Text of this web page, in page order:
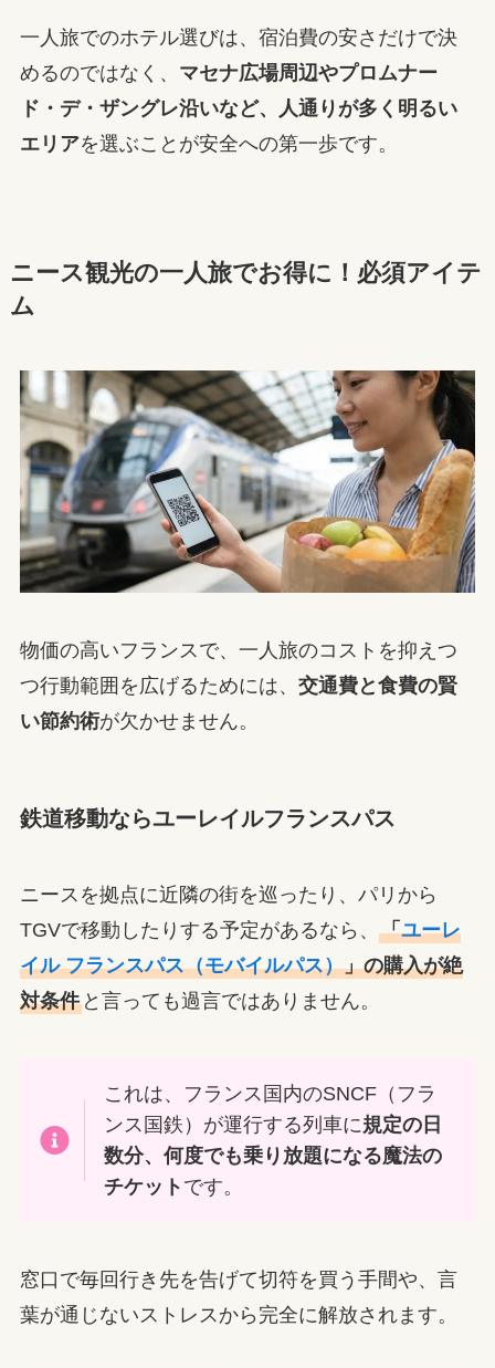
一人旅でのホテル選びは、宿泊費の安さだけで決
めるのではなく、 マセナ広場周辺やプロムナー
ド・デ・ザングレ沿いなど、人通りが多く明るい
エリアを選ぶことが安全への第一歩です。
ニース観光の一人旅でお得に！必須アイテ
ム
物価の高いフランスで、一人旅のコストを抑えつ
つ行動範囲を広げるためには、 交通費と食費の賢
い節約術が欠かせません。
鉄道移動ならユーレイルフランスパス
ニースを拠点に近隣の街を巡ったり、パリから
TGVで移動したりする予定があるなら、 「ユーレ
イル フランスパス（モバイルパス）」の購入が絶
対条件と言っても過言ではありません。
これは、フランス国内のSNCF（フラ
ンス国鉄）が運行する列車に規定の日
数分、何度でも乗り放題になる魔法の
チケット です。
窓口で毎回行き先を告げて切符を買う手間や、言
葉が通じないストレスから完全に解放されます。